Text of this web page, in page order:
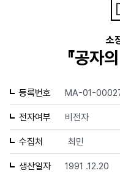
소
『공자
등록번호 MA-01-
전자여부 비전자
수집처 최민
생산일자 1991 .12.20